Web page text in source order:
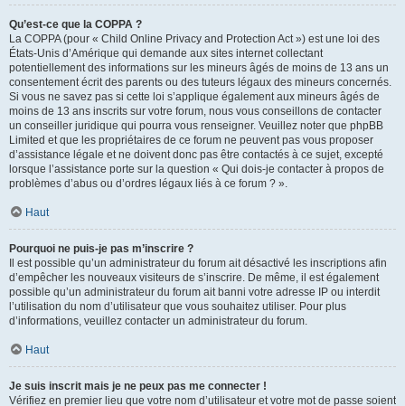
Qu’est-ce que la COPPA ?
La COPPA (pour « Child Online Privacy and Protection Act ») est une loi des
États-Unis d’Amérique qui demande aux sites internet collectant
potentiellement des informations sur les mineurs âgés de moins de 13 ans un
consentement écrit des parents ou des tuteurs légaux des mineurs concernés.
Si vous ne savez pas si cette loi s’applique également aux mineurs âgés de
moins de 13 ans inscrits sur votre forum, nous vous conseillons de contacter
un conseiller juridique qui pourra vous renseigner. Veuillez noter que phpBB
Limited et que les propriétaires de ce forum ne peuvent pas vous proposer
d’assistance légale et ne doivent donc pas être contactés à ce sujet, excepté
lorsque l’assistance porte sur la question « Qui dois-je contacter à propos de
problèmes d’abus ou d’ordres légaux liés à ce forum ? ».
Haut
Pourquoi ne puis-je pas m’inscrire ?
Il est possible qu’un administrateur du forum ait désactivé les inscriptions afin
d’empêcher les nouveaux visiteurs de s’inscrire. De même, il est également
possible qu’un administrateur du forum ait banni votre adresse IP ou interdit
l’utilisation du nom d’utilisateur que vous souhaitez utiliser. Pour plus
d’informations, veuillez contacter un administrateur du forum.
Haut
Je suis inscrit mais je ne peux pas me connecter !
Vérifiez en premier lieu que votre nom d’utilisateur et votre mot de passe soient